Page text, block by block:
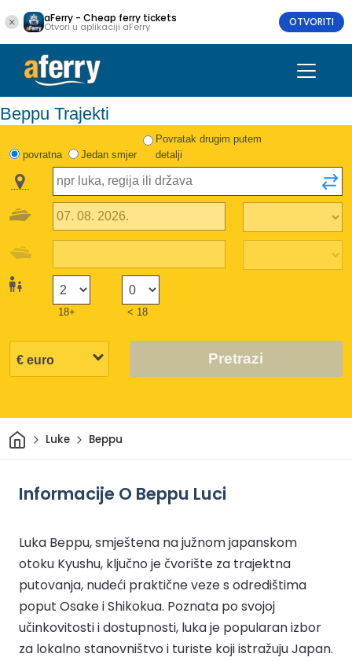
aFerry - Cheap ferry tickets
Otvori u aplikaciji aFerry OTVORITI
Beppu Trajekti
povratna Jedan smjer
Povratak drugim putem
detalji
18+ < 18
Pretrazi
DomLuke Beppu
Informacije O Beppu Luci
Luka Beppu, smještena na južnom japanskom
otoku Kyushu, ključno je čvorište za trajektna
putovanja, nudeći praktične veze s odredištima
poput Osake i Shikokua. Poznata po svojoj
učinkovitosti i dostupnosti, luka je popularan izbor
za lokalno stanovništvo i turiste koji istražuju Japan.